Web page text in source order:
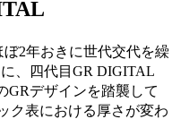
2年おきに世代交代を繰
、四代目GR DIGITAL
GRデザインを踏襲して
ク表における厚さが変わ